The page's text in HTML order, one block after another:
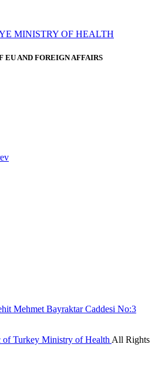
EU AND FOREIGN AFFAIRS
Mehmet Bayraktar Caddesi No:3
of Turkey Ministry of HealthAll Rights